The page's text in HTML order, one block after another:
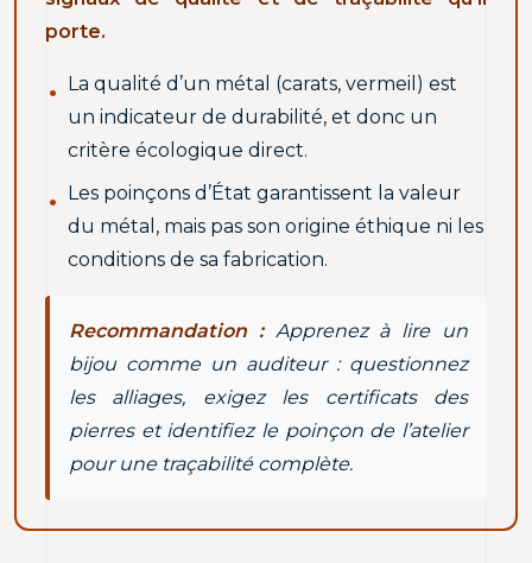
porte.
La qualité d’un métal (carats, vermeil) est
un indicateur de durabilité, et donc un
critère écologique direct.
Les poinçons d’État garantissent la valeur
du métal, mais pas son origine éthique ni les
conditions de sa fabrication.
Recommandation :Apprenez à lire un
bijou comme un auditeur : questionnez
les alliages, exigez les certificats des
pierres et identifiez le poinçon de l’atelier
pour une traçabilité complète.